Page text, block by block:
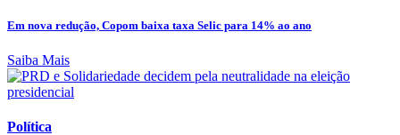
Em nova redução, Copom baixa taxa Selic para 14% ao ano
Saiba Mais
Política